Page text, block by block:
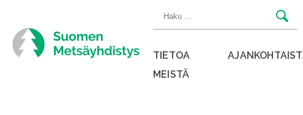
sisältöön
Haku:
TIETOA
MEISTÄ